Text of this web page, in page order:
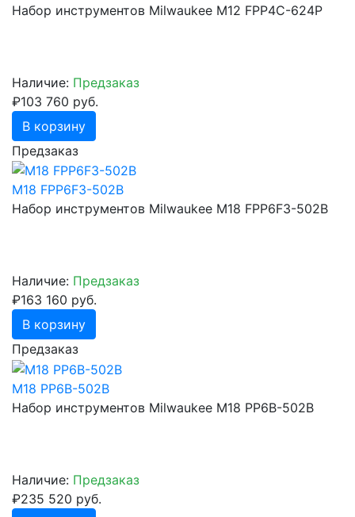
Набор инструментов Milwaukee M12 FPP4C-624P
Наличие: Предзаказ
₽103 760 руб.
В корзину
Предзаказ
M18 FPP6F3-502B
Набор инструментов Milwaukee M18 FPP6F3-502B
Наличие: Предзаказ
₽163 160 руб.
В корзину
Предзаказ
M18 PP6B-502B
Набор инструментов Milwaukee M18 PP6B-502B
Наличие: Предзаказ
₽235 520 руб.